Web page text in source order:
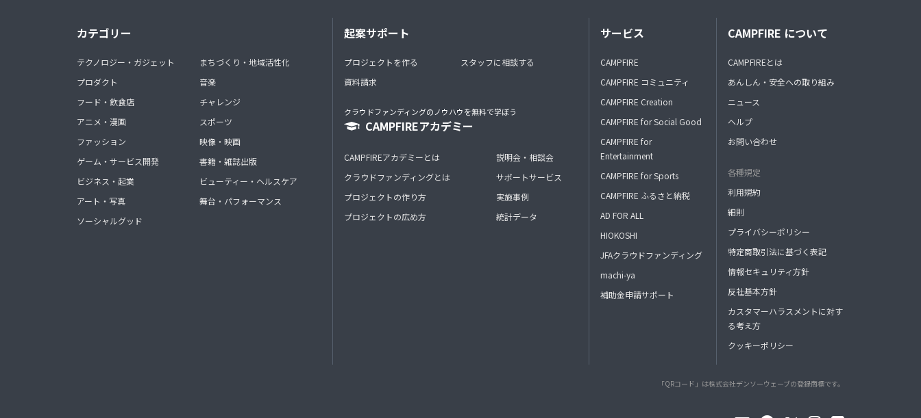
カテゴリー
テクノロジー・ガジェット
プロダクト
フード・飲食店
アニメ・漫画
ファッション
ゲーム・サービス開発
ビジネス・起業
アート・写真
ソーシャルグッド
まちづくり・地域活性化
音楽
チャレンジ
スポーツ
映像・映画
書籍・雑誌出版
ビューティー・ヘルスケア
舞台・パフォーマンス
起案サポート
プロジェクトを作る
資料請求
スタッフに相談する
クラウドファンディングのノウハウを無料で学ぼう
CAMPFIREアカデミー
CAMPFIREアカデミーとは
クラウドファンディングとは
プロジェクトの作り方
プロジェクトの広め方
説明会・相談会
サポートサービス
実施事例
統計データ
サービス
CAMPFIRE
CAMPFIRE コミュニティ
CAMPFIRE Creation
CAMPFIRE for Social Good
CAMPFIRE for
Entertainment
CAMPFIRE for Sports
CAMPFIRE ふるさと納税
AD FOR ALL
HIOKOSHI
JFAクラウドファンディング
machi-ya
補助金申請サポート
CAMPFIRE について
CAMPFIREとは
あんしん・安全への取り組み
ニュース
ヘルプ
お問い合わせ
各種規定
利用規約
細則
プライバシーポリシー
特定商取引法に基づく表記
情報セキュリティ方針
反社基本方針
カスタマーハラスメントに対す
る考え方
クッキーポリシー
「QRコード」は株式会社デンソーウェーブの登録商標です。